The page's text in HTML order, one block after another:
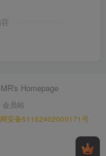
Homepage
会员站
安备51152402000171号